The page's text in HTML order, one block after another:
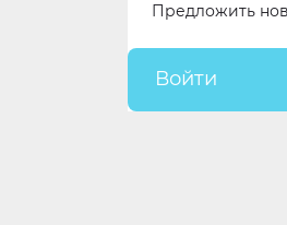
Предложить
Войти